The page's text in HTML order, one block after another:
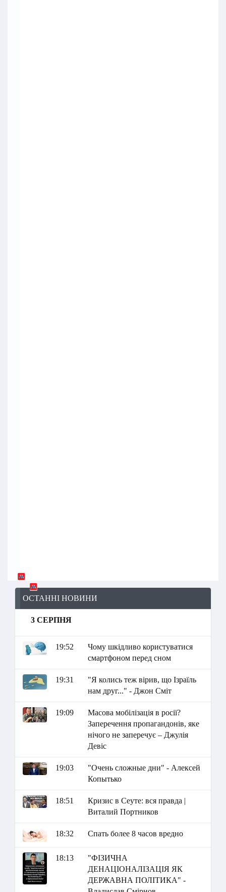
ОСТАННІ НОВИНИ
3 СЕРПНЯ
19:52
Чому шкідливо користуватися
смартфоном перед сном
19:31
"Я колись теж вірив, що Ізраїль
нам друг..." - Джон Сміт
19:09
Масова мобілізація в росії?
Заперечення пропагандонів, яке
нічого не заперечує – Джулія
Девіс
19:03
"Очень сложные дни" - Алексей
Копытько
18:51
Кризис в Сеуте: вся правда |
Виталий Портников
18:32 Спать более 8 часов вредно
18:13
"ФІЗИЧНА
ДЕНАЦІОНАЛІЗАЦІЯ ЯК
ДЕРЖАВНА ПОЛІТИКА" -